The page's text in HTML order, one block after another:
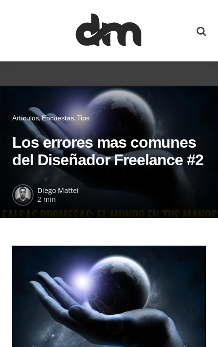
Artículos Encuestas Tips
Los errores mas comunes
del Diseñador Freelance #2
Diego Mattei
2 min